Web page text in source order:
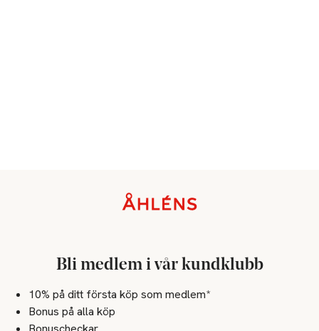
Bli medlem i vår kundklubb
10% på ditt första köp som medlem*
Bonus på alla köp